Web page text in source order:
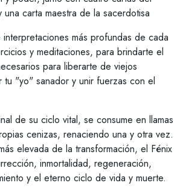
una carta maestra de la sacerdotisa
más profundas de cada
y meditaciones, para brindarte el
para liberarte de viejos
tu "yo" sanador y unir fuerzas con el
de su ciclo vital, se consume en llamas
cenizas, renaciendo una y otra vez.
elevada de la transformación, el Fénix
inmortalidad, regeneración,
y el eterno ciclo de vida y muerte.